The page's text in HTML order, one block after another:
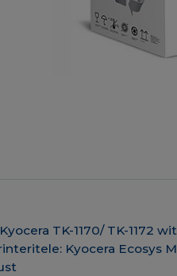
TK-1170/ TK-1172
Kyocera Ecosys